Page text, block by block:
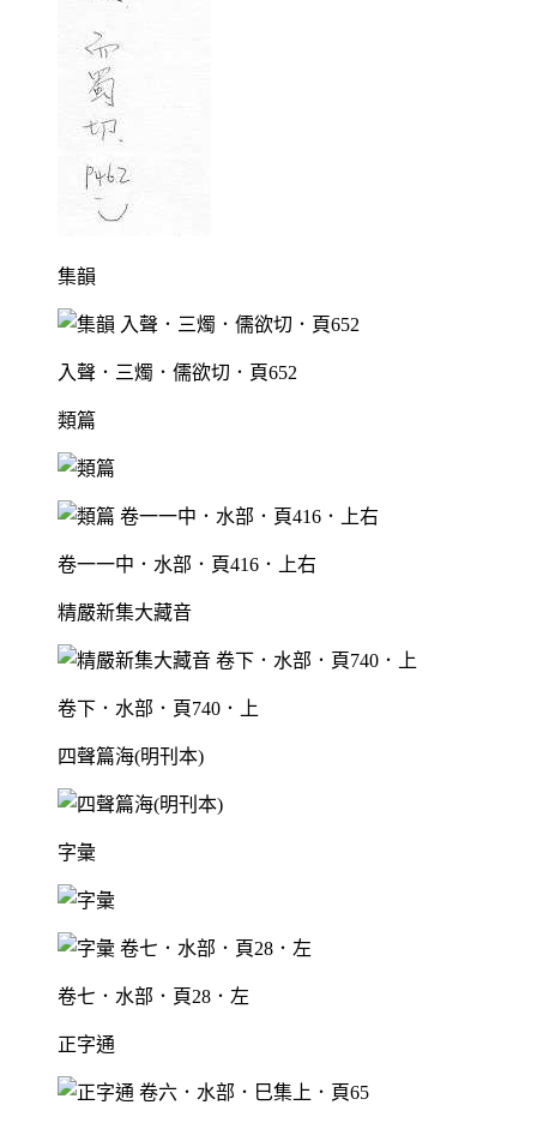
集韻
入聲．三燭．儒欲切．頁652
類篇
卷一一中．水部．頁416．上右
精嚴新集大藏音
卷下．水部．頁740．上
四聲篇海(明刊本)
字彙
卷七．水部．頁28．左
正字通